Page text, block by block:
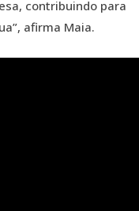
contribuindo para
afirma Maia.